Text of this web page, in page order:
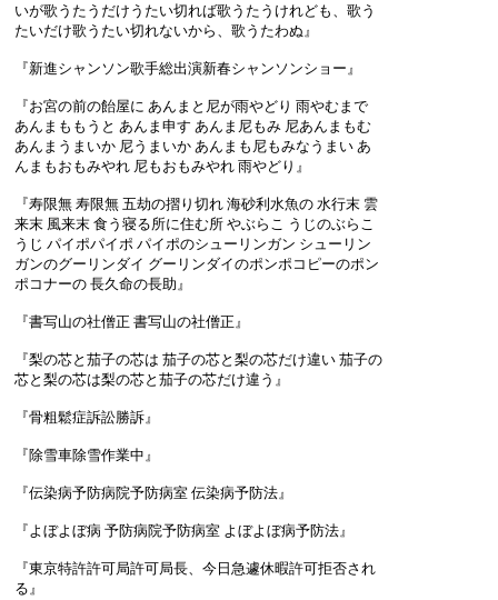
いが歌うたうだけうたい切れば歌うたうけれども、歌う
たいだけ歌うたい切れないから、歌うたわぬ』
『新進シャンソン歌手総出演新春シャンソンショー』
『お宮の前の飴屋に あんまと尼が雨やどり 雨やむまで
あんまももうと あんま申す あんま尼もみ 尼あんまもむ
あんまうまいか 尼うまいか あんまも尼もみなうまい あ
んまもおもみやれ 尼もおもみやれ 雨やどり』
『寿限無 寿限無 五劫の摺り切れ 海砂利水魚の 水行末 雲
来末 風来末 食う寝る所に住む所 やぶらこ うじのぶらこ
うじ パイポパイポ パイポのシューリンガン シューリン
ガンのグーリンダイ グーリンダイのポンポコピーのポン
ポコナーの 長久命の長助』
『書写山の社僧正 書写山の社僧正』
『梨の芯と茄子の芯は 茄子の芯と梨の芯だけ違い 茄子の
芯と梨の芯は梨の芯と茄子の芯だけ違う』
『骨粗鬆症訴訟勝訴』
『除雪車除雪作業中』
『伝染病予防病院予防病室 伝染病予防法』
『よぼよぼ病 予防病院予防病室 よぼよぼ病予防法』
『東京特許許可局許可局長、今日急遽休暇許可拒否され
る』